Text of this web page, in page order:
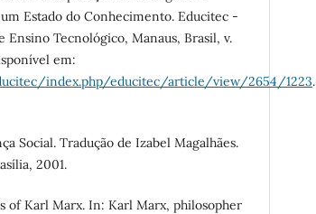
Estado do Conhecimento. Educitec -
Ensino Tecnológico, Manaus, Brasil, v.
em:
index.php/educitec/article/view/2654/1223.
Social. Tradução de Izabel Magalhães.
2001.
of Karl Marx. In: Karl Marx, philosopher